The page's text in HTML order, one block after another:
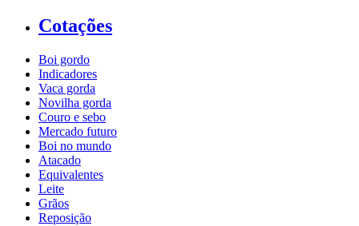
Cotações
Boi gordo
Indicadores
Vaca gorda
Novilha gorda
Couro e sebo
Mercado futuro
Boi no mundo
Atacado
Equivalentes
Leite
Grãos
Reposição